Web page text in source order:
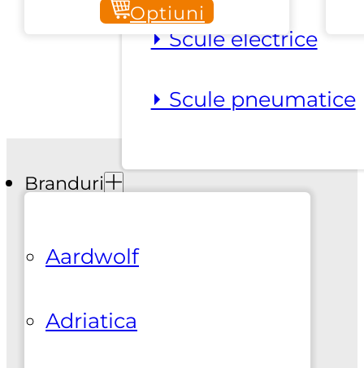
⏵ Scule electrice
⏵ Scule pneumatice
Branduri
Aardwolf
Adriatica
30,00 lei
la
Optiuni